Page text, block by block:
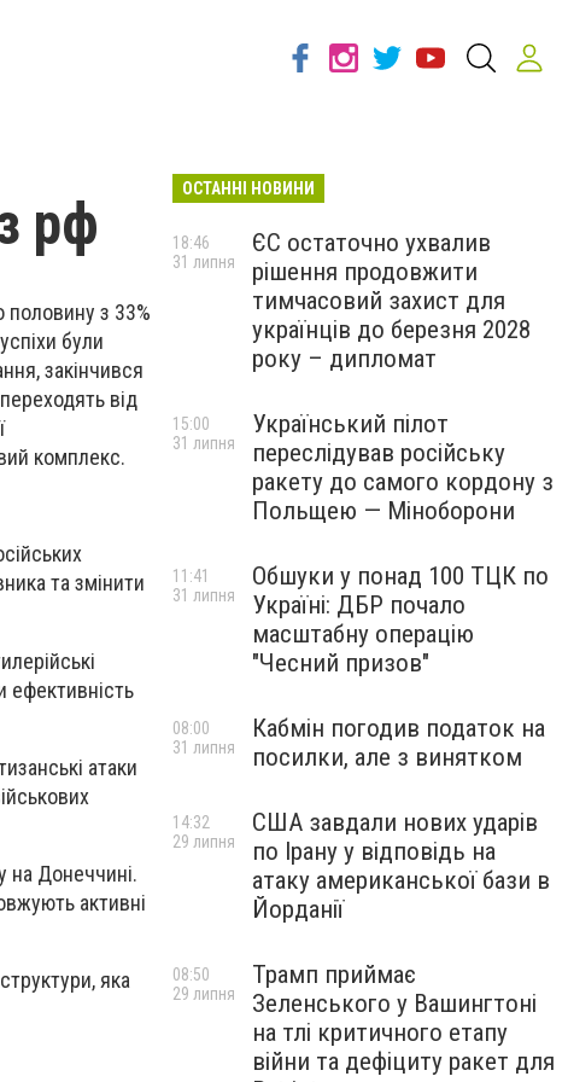
рф
половину з 33%
були
закінчився
від
комплекс.
та змінити
ефективність
атаки
на Донеччині.
активні
яка
ОСТАННІ НОВИНИ
ЄС остаточно ухвалив
рішення продовжити
тимчасовий захист для
українців до березня 2028
року – дипломат
18:46
31 липня
Український пілот
переслідував російську
ракету до самого кордону з
Польщею — Міноборони
15:00
31 липня
Обшуки у понад 100 ТЦК по
Україні: ДБР почало
масштабну операцію
"Чесний призов"
11:41
31 липня
Кабмін погодив податок на
посилки, але з винятком
08:00
31 липня
США завдали нових ударів
по Ірану у відповідь на
атаку американської бази в
Йорданії
14:32
29 липня
Трамп приймає
Зеленського у Вашингтоні
на тлі критичного етапу
війни та дефіциту ракет для
08:50
29 липня